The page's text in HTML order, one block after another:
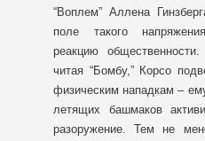
“Воплем” Аллена
поле такого
реакцию
читая “Бомбу,” Корсо
физическим нападкам –
летящих башмаков
разоружение. Тем не